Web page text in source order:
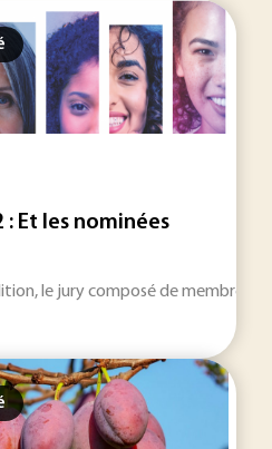
: Et les nominées
le jury composé de membres